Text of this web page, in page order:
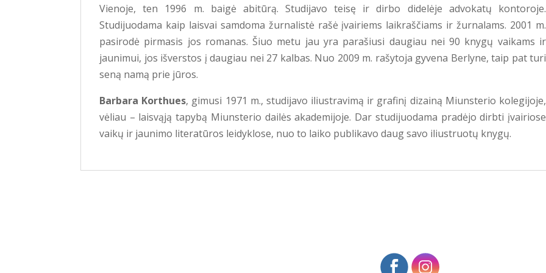
Vienoje, ten 1996 m. baigė abitūrą. Studijavo teisę ir dirbo didelėje advokatų kontoroje.
Studijuodama kaip laisvai samdoma žurnalistė rašė įvairiems laikraščiams ir žurnalams. 2001 m.
pasirodė pirmasis jos romanas. Šiuo metu jau yra parašiusi daugiau nei 90 knygų vaikams ir
jaunimui, jos išverstos į daugiau nei 27 kalbas. Nuo 2009 m. rašytoja gyvena Berlyne, taip pat turi
seną namą prie jūros.
Barbara Korthues, gimusi 1971 m., studijavo iliustravimą ir grafinį dizainą Miunsterio kolegijoje,
vėliau – laisvąją tapybą Miunsterio dailės akademijoje. Dar studijuodama pradėjo dirbti įvairiose
vaikų ir jaunimo literatūros leidyklose, nuo to laiko publikavo daug savo iliustruotų knygų.